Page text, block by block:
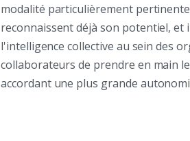
modalité particulièrement
reconnaissent déjà son potentiel,
l'intelligence collective au sein des
collaborateurs de prendre en main
accordant une plus grande